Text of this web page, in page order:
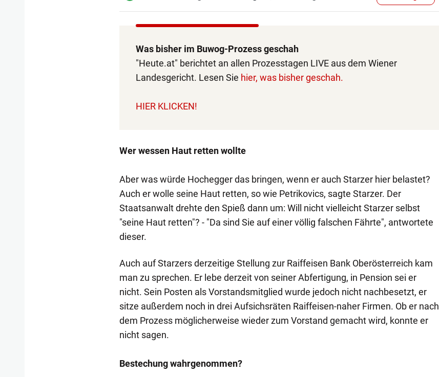
Was bisher im Buwog-Prozess geschah
"Heute.at" berichtet an allen Prozesstagen LIVE aus dem Wiener
Landesgericht. Lesen Sie hier, was bisher geschah.
HIER KLICKEN!
Wer wessen Haut retten wollte
Aber was würde Hochegger das bringen, wenn er auch Starzer hier belastet?
Auch er wolle seine Haut retten, so wie Petrikovics, sagte Starzer. Der
Staatsanwalt drehte den Spieß dann um: Will nicht vielleicht Starzer selbst
"seine Haut retten"? - "Da sind Sie auf einer völlig falschen Fährte", antwortete
dieser.
Auch auf Starzers derzeitige Stellung zur Raiffeisen Bank Oberösterreich kam
man zu sprechen. Er lebe derzeit von seiner Abfertigung, in Pension sei er
nicht. Sein Posten als Vorstandsmitglied wurde jedoch nicht nachbesetzt, er
sitze außerdem noch in drei Aufsichsräten Raiffeisen-naher Firmen. Ob er nach
dem Prozess möglicherweise wieder zum Vorstand gemacht wird, konnte er
nicht sagen.
Bestechung wahrgenommen?